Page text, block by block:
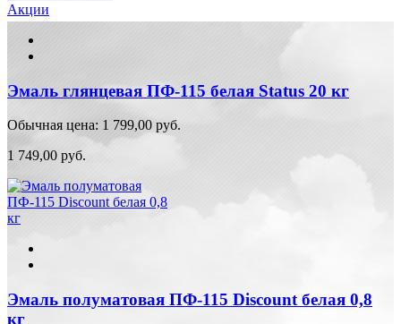
Акции
Эмаль глянцевая ПФ-115 белая Status 20 кг
Обычная цена: 1 799,00 руб.
1 749,00 руб.
Эмаль полуматовая ПФ-115 Discount белая 0,8
кг